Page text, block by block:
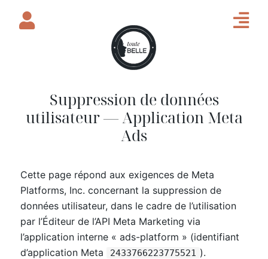
Suppression de données
utilisateur — Application Meta
Ads
Cette page répond aux exigences de Meta
Platforms, Inc. concernant la suppression de
données utilisateur, dans le cadre de l’utilisation
par l’Éditeur de l’API Meta Marketing via
l’application interne « ads-platform » (identifiant
d’application Meta
2433766223775521 ).